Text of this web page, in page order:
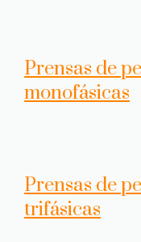
Prensas de
monofásicas
Prensas de
trifásicas